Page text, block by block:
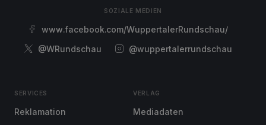
SOZIALE MEDIEN
www.facebook.com/WuppertalerRundschau/
@WRundschau
@wuppertalerrundschau
SERVICES
Reklamation
VERLAG
Mediadaten